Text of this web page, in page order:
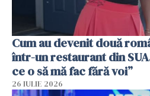
Cum au devenit două
într-un restaurant din
ce o să mă fac fără voi”
26 IULIE 2026